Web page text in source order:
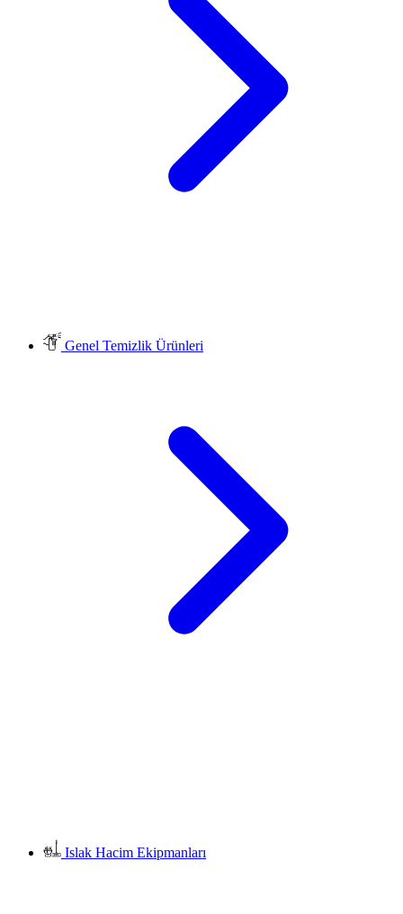
Genel Temizlik Ürünleri
Islak Hacim Ekipmanları